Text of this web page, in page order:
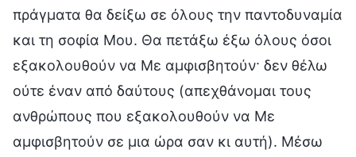
πράγματα θα δείξω σε όλους την παντοδυναμία
και τη σοφία Μου. Θα πετάξω έξω όλους όσοι
εξακολουθούν να Με αμφισβητούν· δεν θέλω
ούτε έναν από δαύτους (απεχθάνομαι τους
ανθρώπους που εξακολουθούν να Με
αμφισβητούν σε μια ώρα σαν κι αυτή). Μέσω